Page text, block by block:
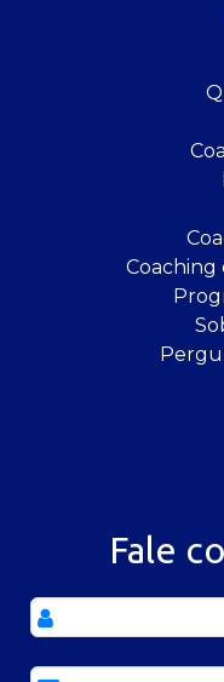
Coaching
Fale